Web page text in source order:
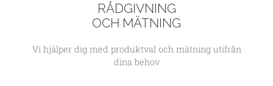
RÅDGIVNING
OCH MÄTNING
Vi hjälper dig med produktval och mätning utifrån
dina behov